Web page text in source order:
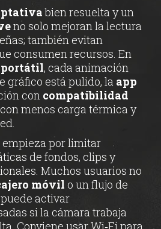
bien resuelta y un
no solo mejoran la lectura
también evitan
consumen recursos. En
portátil, cada animación
gráfico está pulido, la app
con compatibilidad
menos carga térmica y
empieza por limitar
de fondos, clips y
Muchos usuarios no
móvil o un flujo de
puede activar
si la cámara trabaja
Conviene usar Wi‑Fi para